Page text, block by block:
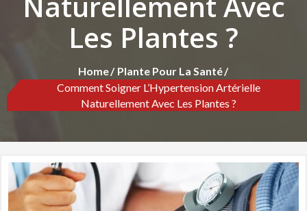
Les Plantes ?
Home
Plante Pour La Santé
Comment Soigner L’Hypertension Artérielle
Naturellement Avec Les Plantes ?